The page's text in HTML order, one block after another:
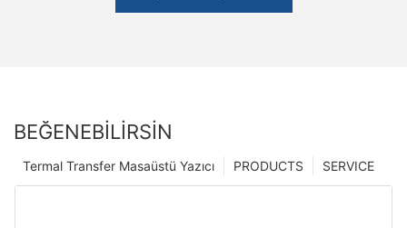
BEĞENEBILIRSIN
SERVICE
PRODUCTS
Termal Transfer Masaüstü Yazıcı